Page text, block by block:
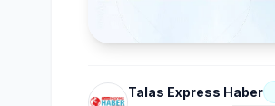
Talas Express Haber